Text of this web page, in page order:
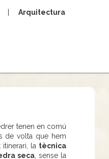
Arquitectura
tenen en comú
de volta que hem
la tècnica
seca, sense la